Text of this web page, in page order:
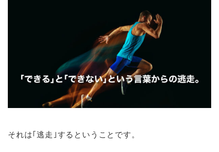
それは｢逃走｣するということです。